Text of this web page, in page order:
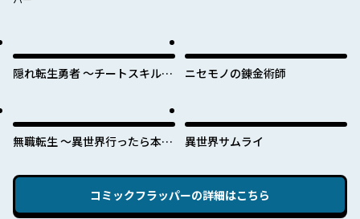
隠れ転生勇者 ～チートスキルと
ニセモノの錬金術師
無職転生 ～異世界行ったら本気
異世界サムライ
コミックフラッパーの詳細はこちら